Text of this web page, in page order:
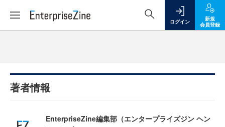
ログイン
新規
会員登録
著者情報
EnterpriseZine編集部（エンタープライズジン ヘン